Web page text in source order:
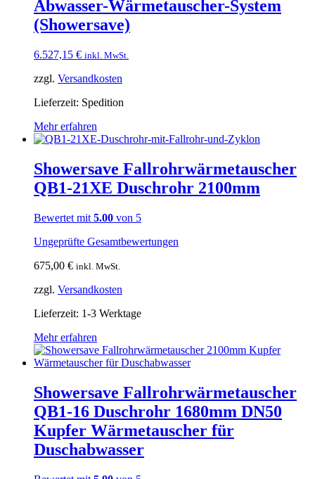
Abwasser-Wärmetauscher-System
(Showersave)
6.527,15 € inkl. MwSt.
zzgl. Versandkosten
Lieferzeit: Spedition
Mehr erfahren
Showersave Fallrohrwärmetauscher
QB1-21XE Duschrohr 2100mm
Bewertet mit 5.00 von 5
Ungeprüfte Gesamtbewertungen
675,00 € inkl. MwSt.
zzgl. Versandkosten
Lieferzeit: 1-3 Werktage
Mehr erfahren
Showersave Fallrohrwärmetauscher
QB1-16 Duschrohr 1680mm DN50
Kupfer Wärmetauscher für
Duschabwasser